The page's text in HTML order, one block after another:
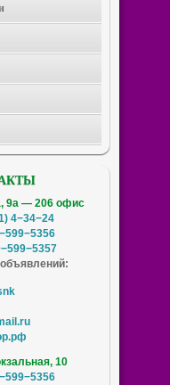
9а — 206 офис
4−34−24
10